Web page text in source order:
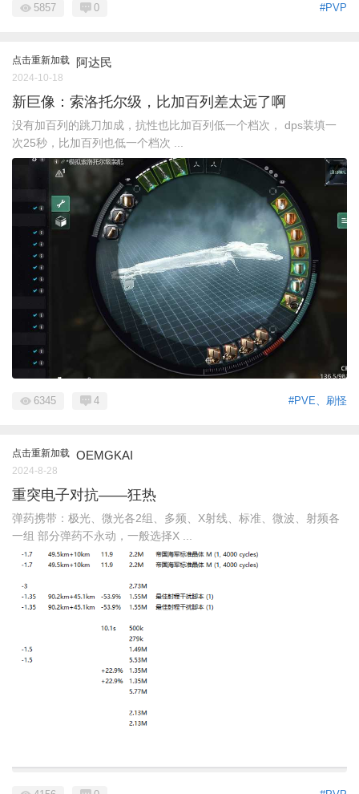
#PVP
5857 0
点击重新加载 阿达民
2024-10-18
新巨像：索洛托尔级，比加百列差太远了啊
没有加百列的跳刀加成，抗性也比加百列低一个档次， dps装填一
次25秒，比加百列也低一个档次 ...
#PVE、刷怪
6345 4
点击重新加载 OEMGKAI
2024-8-28
重突电子对抗——狂热
弹药携带：极光、微光各2组、多频、X射线、标准、微波、射频各
一组 部分弹药不永动，一般选择X ...